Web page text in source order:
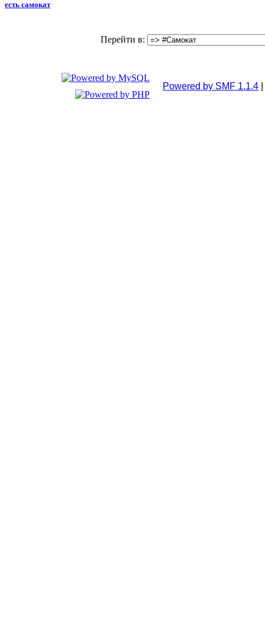
есть самокат
Перейти в:
Powered by SMF 1.1.4